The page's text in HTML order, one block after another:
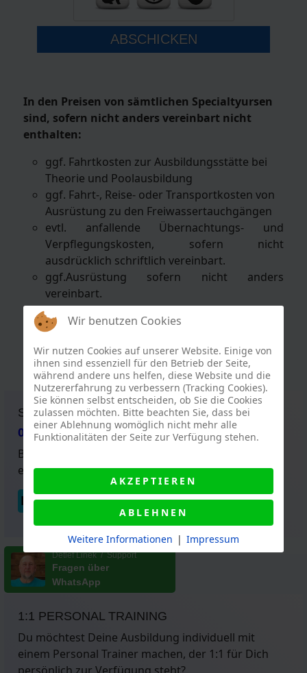
ABSCHICKEN
In den Preisen von sämtlichen Specialtyursen
sind, sofern nicht anders vereinbart nicht
enthalten:
ggf. Fahrtkosten zur Ausbildungsstätte bei
Theorie und Poolausbildung
ggf. Fahrt-, Reise- oder Transportkosten von
Ausrüstung zu den Freiwassertauchgängen
evtl. anfallende Übernachtungs- und
Verpflegungskosten, sofern nicht
ausdrücklich schriftlich vereinbart.
ggf.Ausrüstung sofern nicht anders
vereinbart.
ggf. See- / Basis- / Einstiegskosten (ca. 0-10
Euro je Tag abhängig vom See)
uns geliehen werden)
SERVICETELEFON:
030 700 777 97
Bitte fordern Sie unverbindlich
eine Rückrufbitte an.
RÜCKRUF ANFORDERN
Detlef Linek / Support
Fragen über
WhatsApp
1:1 PERSONAL TRAINING
Du möchtest Deine Ausbildung individuell mit
einem Personal Trainer machen, der 1:1 für Dich
Wir benutzen Cookies
Wir nutzen Cookies auf unserer Website. Einige von
ihnen sind essenziell für den Betrieb der Seite,
während andere uns helfen, diese Website und die
Nutzererfahrung zu verbessern (Tracking Cookies).
Sie können selbst entscheiden, ob Sie die Cookies
zulassen möchten. Bitte beachten Sie, dass bei
einer Ablehnung womöglich nicht mehr alle
Funktionalitäten der Seite zur Verfügung stehen.
AKZEPTIEREN
ABLEHNEN
Weitere Informationen | Impressum